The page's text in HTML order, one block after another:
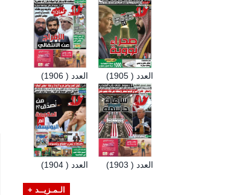
العدد ( 1906) العدد ( 1905)
العدد ( 1904) العدد ( 1903)
الـمـزيــد +